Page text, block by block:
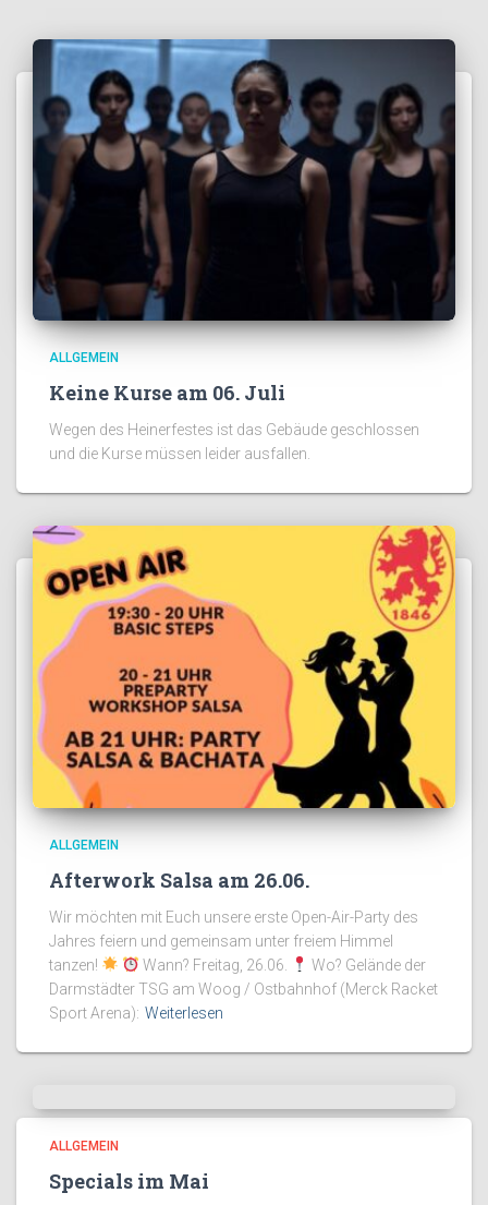
ALLGEMEIN
Keine Kurse am 06. Juli
Wegen des Heinerfestes ist das Gebäude geschlossen
und die Kurse müssen leider ausfallen.
ALLGEMEIN
Afterwork Salsa am 26.06.
Wir möchten mit Euch unsere erste Open-Air-Party des
Jahres feiern und gemeinsam unter freiem Himmel
tanzen!
Wann? Freitag, 26.06.
Wo? Gelände der
Darmstädter TSG am Woog / Ostbahnhof (Merck Racket
Sport Arena): Weiterlesen
ALLGEMEIN
Specials im Mai